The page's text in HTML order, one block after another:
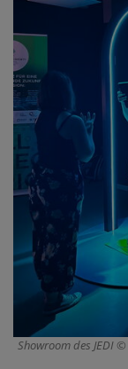
Showroom des JEDI